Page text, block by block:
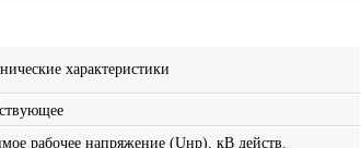
характеристики
рабочее напряжение (Uнр), кВ действ.